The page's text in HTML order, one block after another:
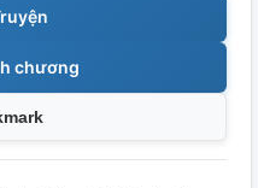
chương